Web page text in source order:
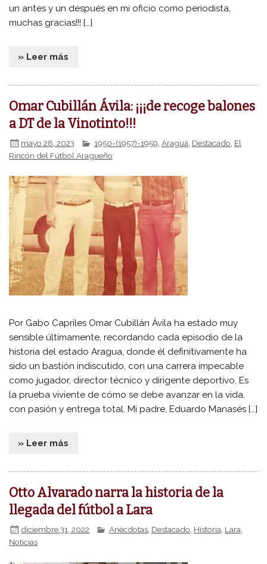
un antes y un después en mi oficio como periodista,
muchas gracias!!! […]
» Leer más
Omar Cubillán Ávila: ¡¡¡de recoge balones
a DT de la Vinotinto!!!
mayo 28, 2023 1950-(1957)-1959 ,Aragua Destacado El
Rincón del Fútbol Aragueño
Por Gabo Capriles Omar Cubillán Ávila ha estado muy
sensible últimamente, recordando cada episodio de la
historia del estado Aragua, donde él definitivamente ha
sido un bastión indiscutido, con una carrera impecable
como jugador, director técnico y dirigente deportivo. Es
la prueba viviente de cómo se debe avanzar en la vida,
con pasión y entrega total. Mi padre, Eduardo Manasés […]
» Leer más
Otto Alvarado narra la historia de la
llegada del fútbol a Lara
diciembre 31, 2022 Anécdotas Destacado Historia Lara
Noticias